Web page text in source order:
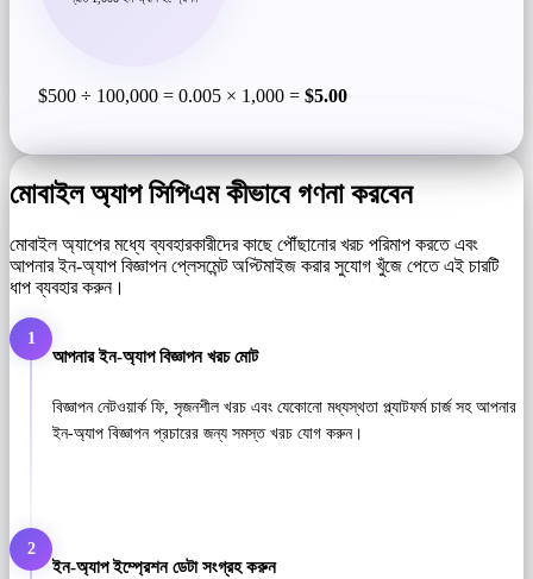
$500 ÷ 100,000 = 0.005 × 1,000 = $5.00
মোবাইল অ্যাপ সিপিএম কীভাবে গণনা করবেন
মোবাইল অ্যাপের মধ্যে ব্যবহারকারীদের কাছে পৌঁছানোর খরচ পরিমাপ করতে এবং
আপনার ইন-অ্যাপ বিজ্ঞাপন প্লেসমেন্ট অপ্টিমাইজ করার সুযোগ খুঁজে পেতে এই চারটি
ধাপ ব্যবহার করুন।
1
আপনার ইন-অ্যাপ বিজ্ঞাপন খরচ মোট
বিজ্ঞাপন নেটওয়ার্ক ফি, সৃজনশীল খরচ এবং যেকোনো মধ্যস্থতা প্ল্যাটফর্ম চার্জ সহ আপনার
ইন-অ্যাপ বিজ্ঞাপন প্রচারের জন্য সমস্ত খরচ যোগ করুন।
2
ইন-অ্যাপ ইম্প্রেশন ডেটা সংগ্রহ করুন